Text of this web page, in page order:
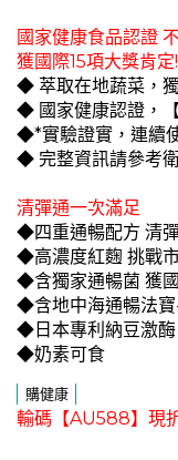
國家健康食品認證
獲國際15項大獎肯
◆ 萃取在地蔬菜，
◆ 國家健康認證，【
◆*實驗證實，連續
◆ 完整資訊請參考
清彈通一次滿足
◆四重通暢配方 清
◆高濃度紅麴 挑戰
◆含獨家通暢菌 獲
◆含地中海通暢法寶
◆日本專利納豆激
◆奶素可食
購健康
輸碼【AU588】現